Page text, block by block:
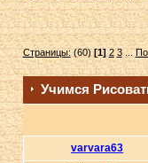
Страницы:(60)[1] 2 3...
Учимся
varvara63